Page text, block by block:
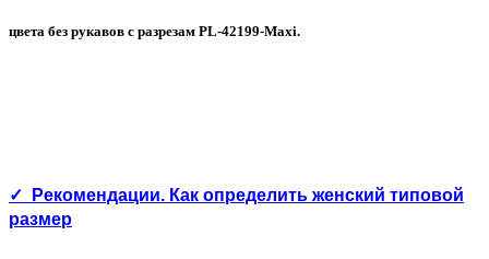
цвета без рукавов с разрезам PL-42199-Maxi.
✓
Рекомендации. Как определить женский типовой
размер